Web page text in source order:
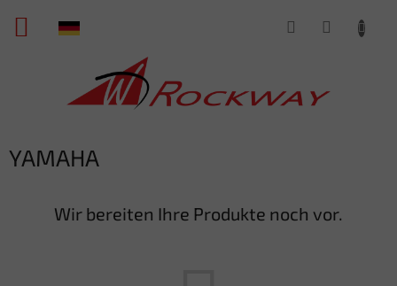
Inhalt
springen
WARENKORB
YAMAHA
Wir bereiten Ihre Produkte noch vor.